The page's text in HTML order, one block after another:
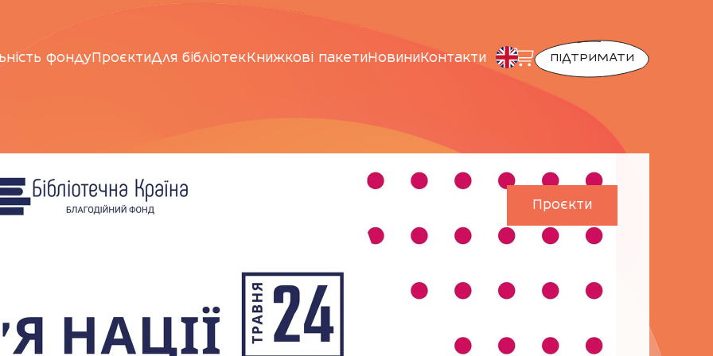
фонду ПроєктиДля бібліотек Книжкові пакети Новини Контакти ПІДТРИМАТИ
Проєкти